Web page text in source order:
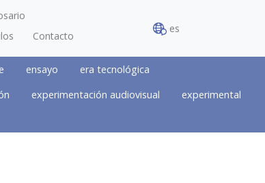
Contacto
es
ensayo
era tecnológica
experimentación audiovisual
experimental